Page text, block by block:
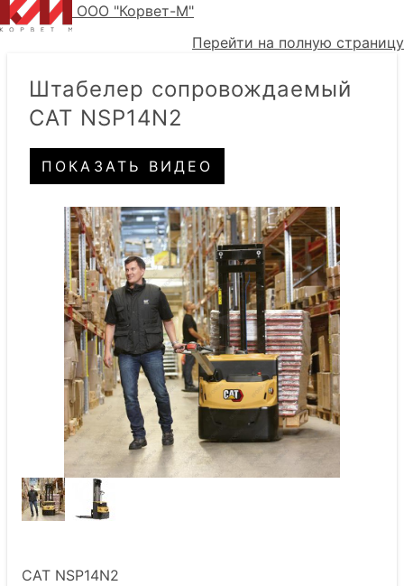
ООО "Корвет-М"
Перейти на полную страницу
Штабелер сопровождаемый
CAT NSP14N2
ПОКАЗАТЬ ВИДЕО
CAT NSP14N2